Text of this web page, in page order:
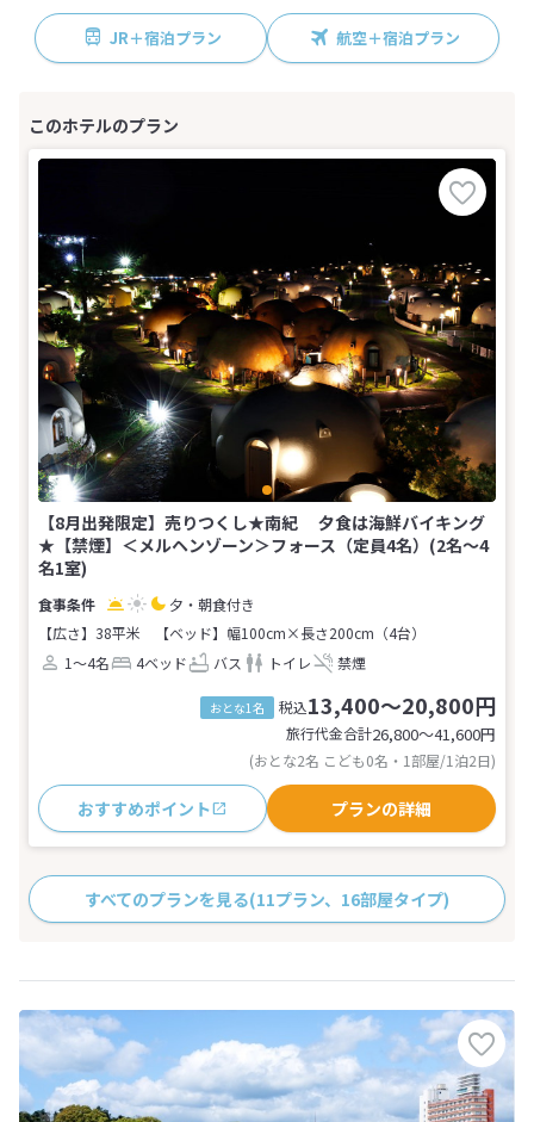
JR＋宿泊プラン 航空＋宿泊プラン
【8月出発限定】売りつくし★南紀 夕食は海鮮バイキング
★【禁煙】＜メルヘンゾーン＞フォース（定員4名）(2名～4
名1室)
夕・朝食付き
【広さ】38平米
【ベッド】幅100cm×長さ200cm（4台）
1～4名
4ベッド バス トイレ 禁煙
おとな1名 税込13,400～20,800円
旅行代金合計26,800〜41,600円
(おとな2名 こども0名・1部屋/1泊2日)
おすすめポイント プランの詳細
すべてのプランを見る(11プラン、16部屋タイプ)